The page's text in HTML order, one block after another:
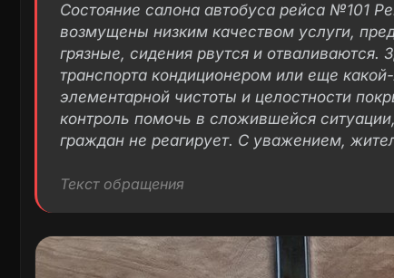
Состояние салона автобуса рейса №101
возмущены низким качеством услуги,
грязные, сидения рвутся и
транспорта кондиционером или еще
элементарной чистоты и целостности
контроль помочь в сложившейся
граждан не реагирует. С уважением,
Текст обращения